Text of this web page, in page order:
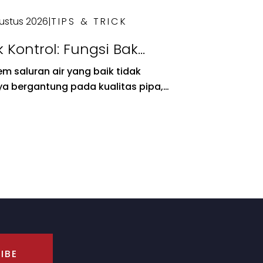
2026|TIPS & TRICK
Kontrol: Fungsi Bak
pada Sistem
Air
saluran air yang baik tidak
bergantung pada kualitas pipa,